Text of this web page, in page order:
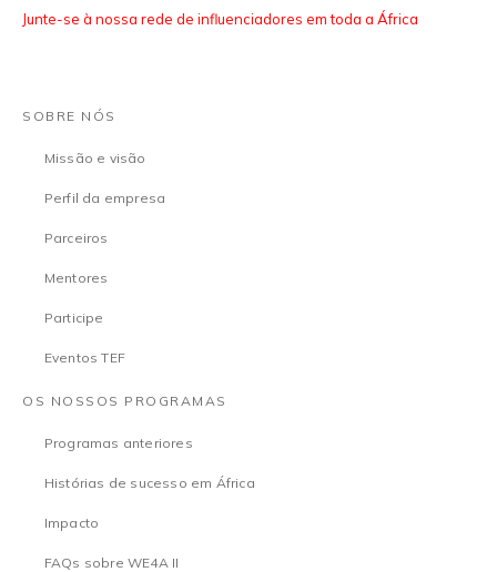
Junte-se à nossa rede de influenciadores em toda a África
SOBRE NÓS
Missão e visão
Perfil da empresa
Parceiros
Mentores
Participe
Eventos TEF
OS NOSSOS PROGRAMAS
Programas anteriores
Histórias de sucesso em África
Impacto
FAQs sobre WE4A II